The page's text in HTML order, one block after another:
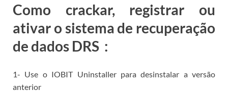
Como crackar, registrar ou
ativar o sistema de recuperação
de dados DRS :
1- Use o IOBIT Uninstaller paradesinstalar a versão
anterior